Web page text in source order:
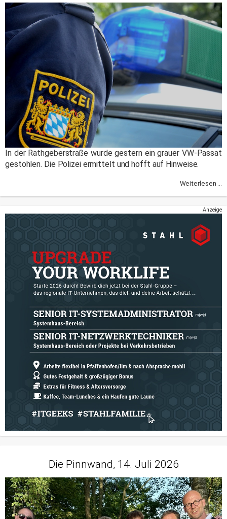
In der Rathgeberstraße wurde gestern ein grauer VW-Passat
gestohlen. Die Polizei ermittelt und hofft auf Hinweise.
Weiterlesen ...
Anzeige
Die Pinnwand, 14. Juli 2026